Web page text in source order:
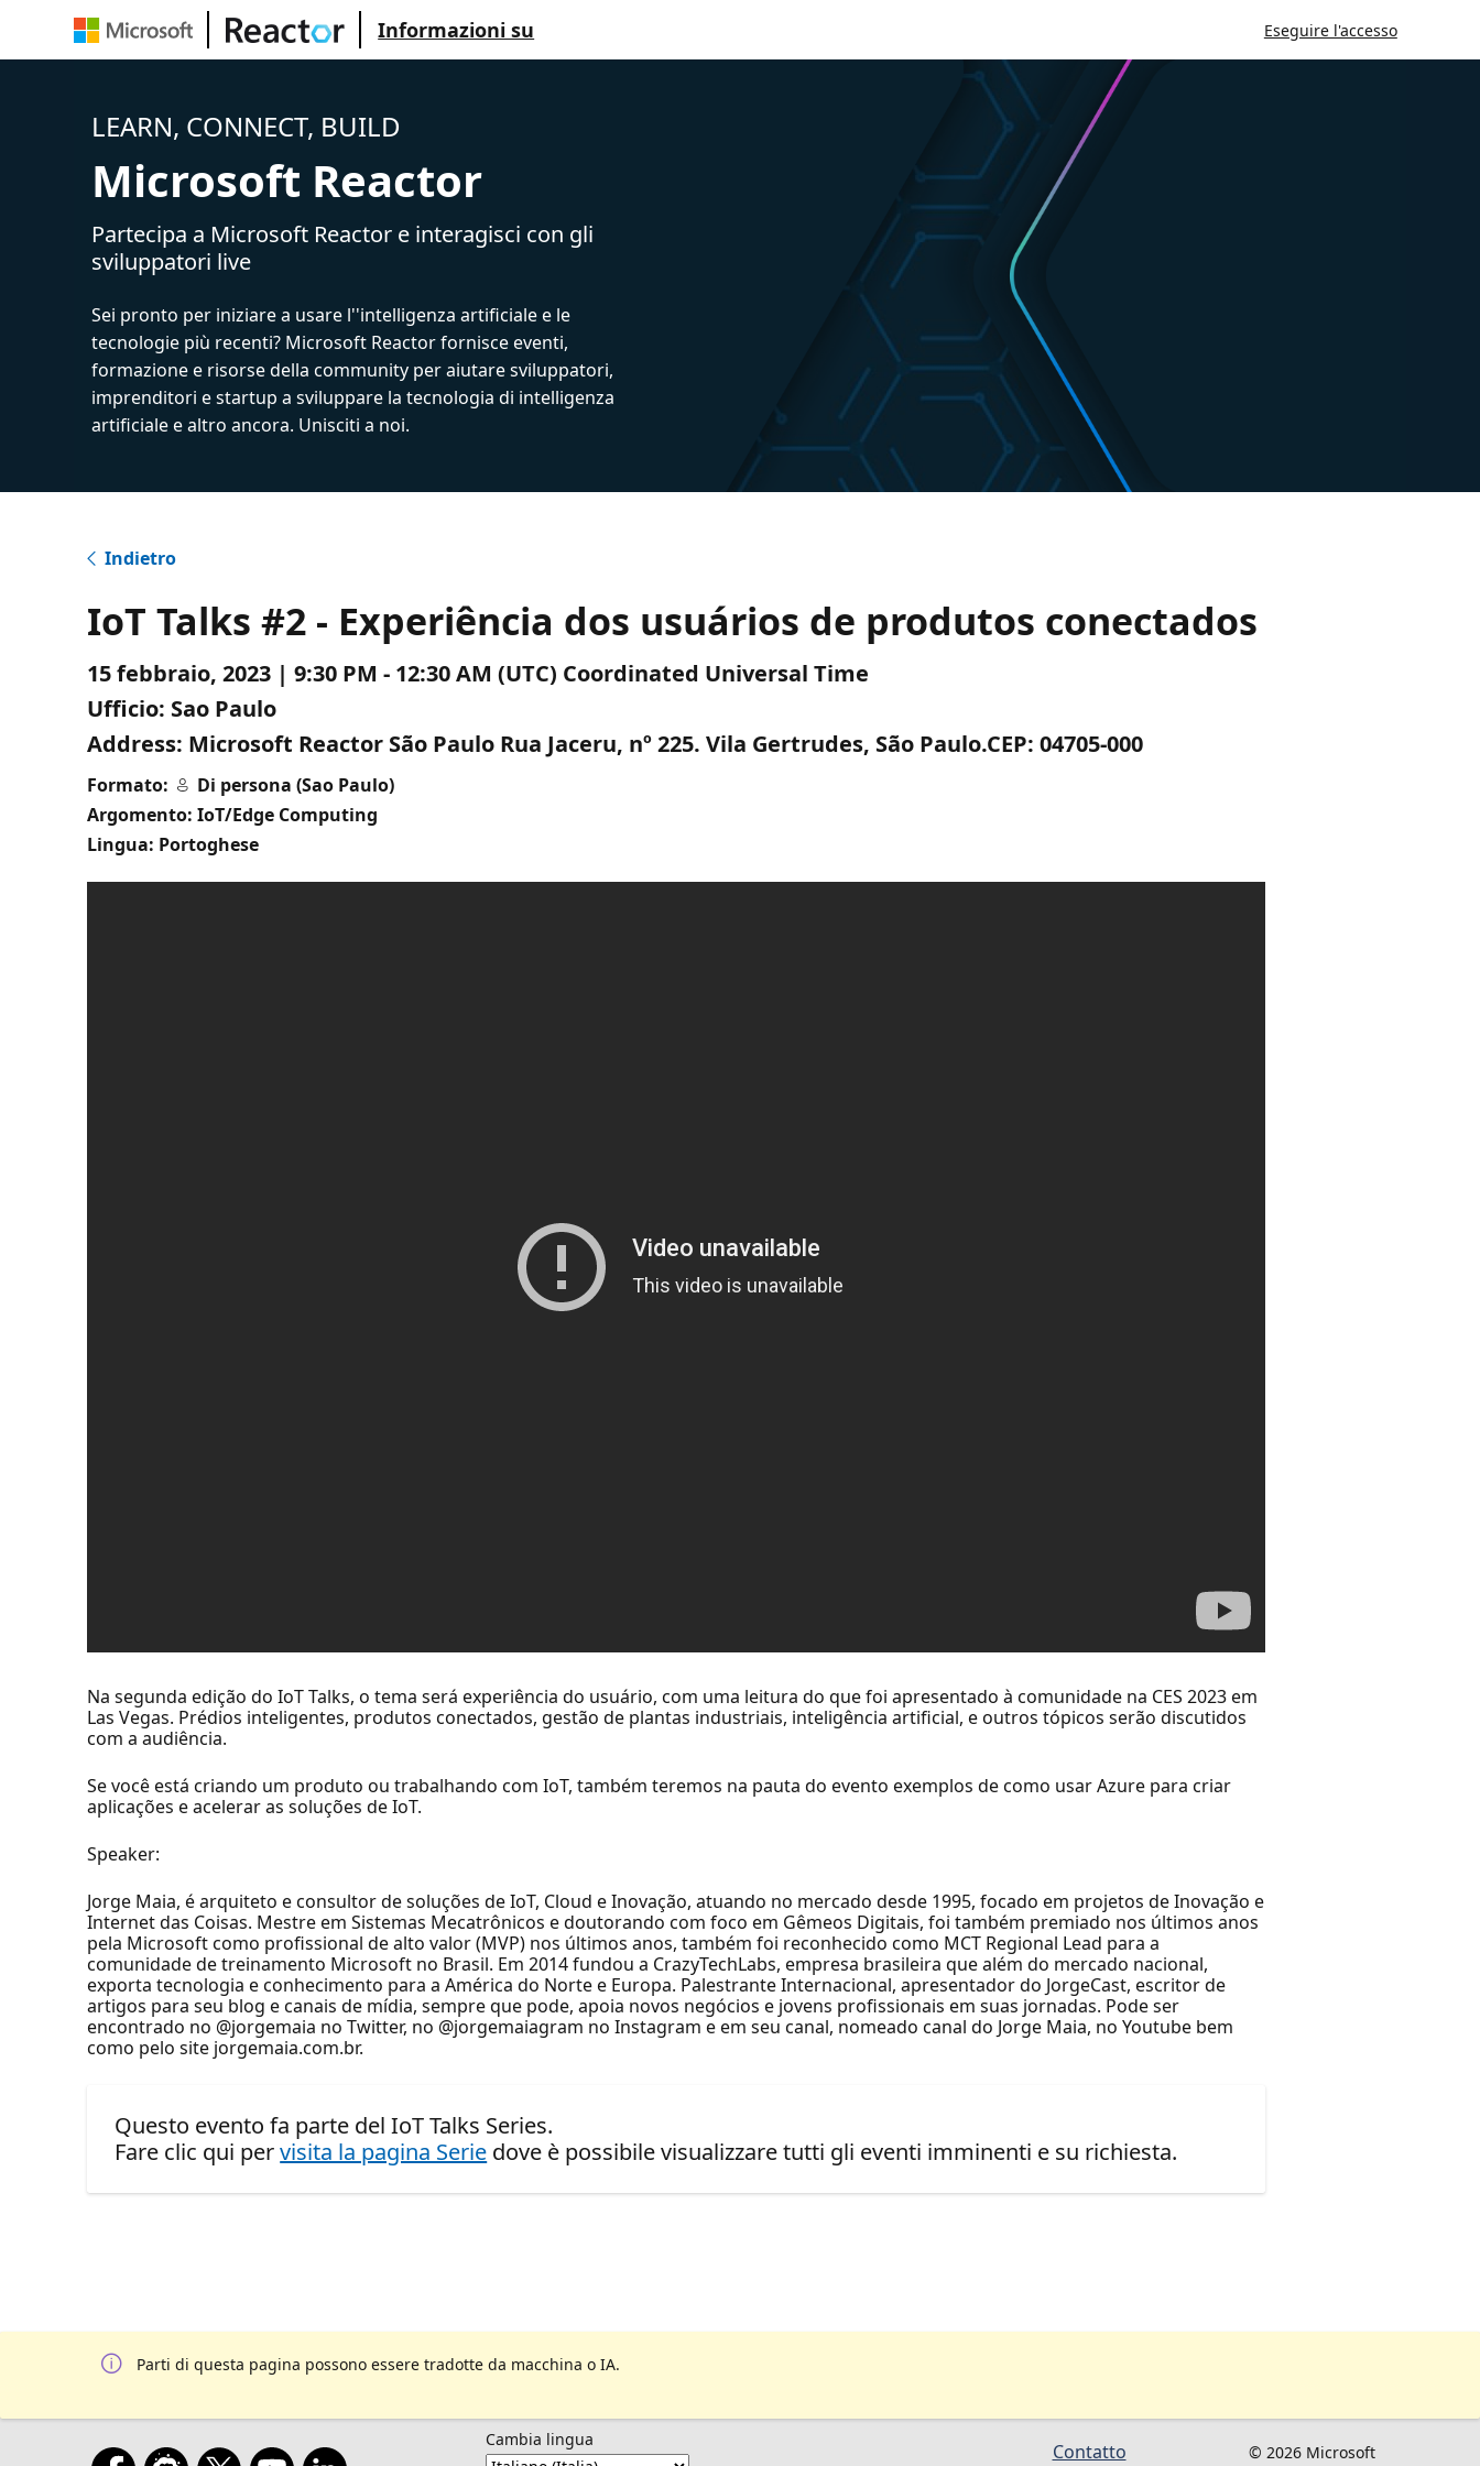
Informazioni su Eseguire l'accesso
LEARN, CONNECT, BUILD
Microsoft Reactor
Partecipa a Microsoft Reactor e interagisci con gli
sviluppatori live
Sei pronto per iniziare a usare l''intelligenza artificiale e le
tecnologie più recenti? Microsoft Reactor fornisce eventi,
formazione e risorse della community per aiutare sviluppatori,
imprenditori e startup a sviluppare la tecnologia di intelligenza
artificiale e altro ancora. Unisciti a noi.
Indietro
IoT Talks #2 - Experiência dos usuários de produtos conectados
15 febbraio, 2023 | 9:30 PM - 12:30 AM (UTC) Coordinated Universal Time
Ufficio: Sao Paulo
Address: Microsoft Reactor São Paulo Rua Jaceru, nº 225. Vila Gertrudes, São Paulo.CEP: 04705-000
Formato:
Di persona (Sao Paulo)
Argomento: IoT/Edge Computing
Lingua: Portoghese
Na segunda edição do IoT Talks, o tema será experiência do usuário, com uma leitura do que foi apresentado à comunidade na CES 2023 em
Las Vegas. Prédios inteligentes, produtos conectados, gestão de plantas industriais, inteligência artificial, e outros tópicos serão discutidos
com a audiência.
Se você está criando um produto ou trabalhando com IoT, também teremos na pauta do evento exemplos de como usar Azure para criar
aplicações e acelerar as soluções de IoT.
Speaker:
Jorge Maia, é arquiteto e consultor de soluções de IoT, Cloud e Inovação, atuando no mercado desde 1995, focado em projetos de Inovação e
Internet das Coisas. Mestre em Sistemas Mecatrônicos e doutorando com foco em Gêmeos Digitais, foi também premiado nos últimos anos
pela Microsoft como profissional de alto valor (MVP) nos últimos anos, também foi reconhecido como MCT Regional Lead para a
comunidade de treinamento Microsoft no Brasil. Em 2014 fundou a CrazyTechLabs, empresa brasileira que além do mercado nacional,
exporta tecnologia e conhecimento para a América do Norte e Europa. Palestrante Internacional, apresentador do JorgeCast, escritor de
artigos para seu blog e canais de mídia, sempre que pode, apoia novos negócios e jovens profissionais em suas jornadas. Pode ser
encontrado no @jorgemaia no Twitter, no @jorgemaiagram no Instagram e em seu canal, nomeado canal do Jorge Maia, no Youtube bem
como pelo site jorgemaia.com.br.
Questo evento fa parte del IoT Talks Series.
Fare clic qui pervisita la pagina Serie dove è possibile visualizzare tutti gli eventi imminenti e su richiesta.
Parti di questa pagina possono essere tradotte da macchina o IA.
Cambia lingua
Contatto © 2026 Microsoft